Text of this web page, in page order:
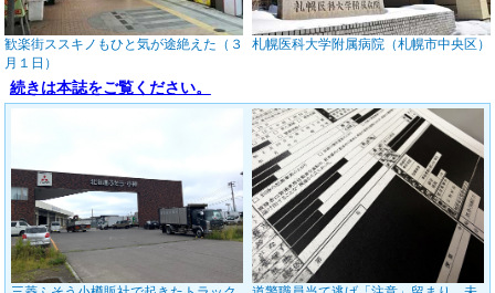
歓楽街ススキノもひと気が途絶えた（３
月１日）
札幌医科大学附属病院（札幌市中央区）
続きは本誌をご覧ください。